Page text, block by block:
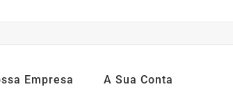
Empresa A Sua Conta